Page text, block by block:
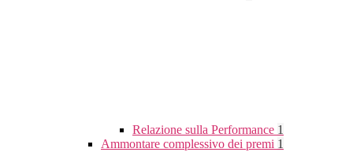
Relazione sulla Performance 1
Ammontare complessivo dei premi 1